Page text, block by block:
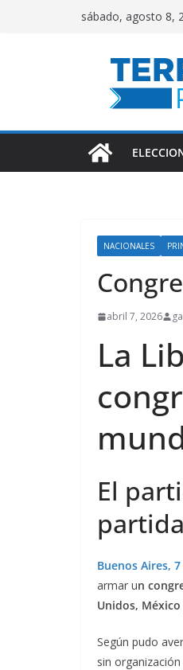
sábado, agosto 8,
NACIONALES
abril 7, 2026
La
El
Buenos Aires,
armar un
Unidos, México
Según pudo
sin